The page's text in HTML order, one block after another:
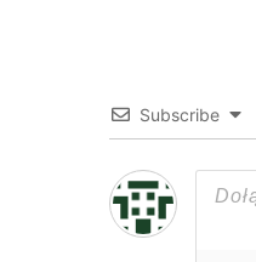
Subscribe